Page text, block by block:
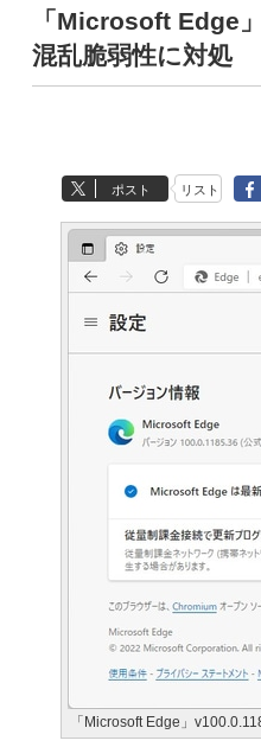
「Microsoft Edge
混乱脆弱性に対処
ポスト リスト
「Microsoft Edge」